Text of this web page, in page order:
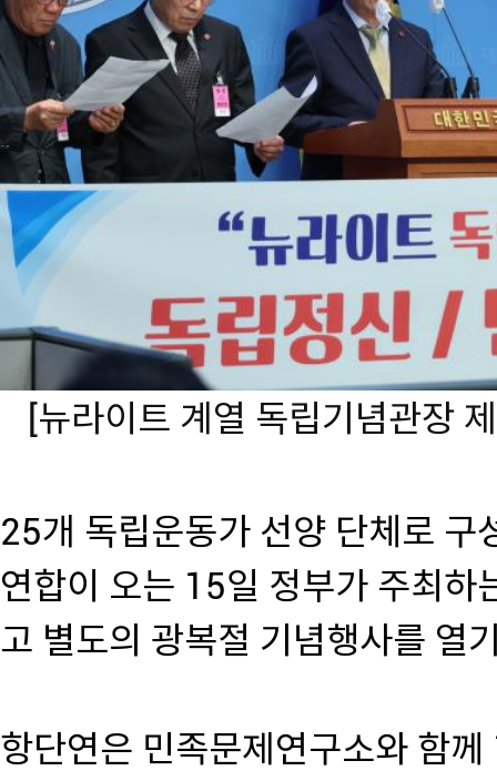
[뉴라이트 계열 독립기념관장
25개 독립운동가 선양 단체로 구
연합이 오는 15일 정부가 주최하
고 별도의 광복절 기념행사를 열
항단연은 민족문제연구소와 함